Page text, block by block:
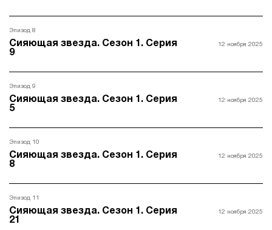
Эпизод 8
Сияющая звезда. Сезон 1. Серия
9
12 ноября 2025
Эпизод 9
Сияющая звезда. Сезон 1. Серия
5
12 ноября 2025
Эпизод 10
Сияющая звезда. Сезон 1. Серия
8
12 ноября 2025
Эпизод 11
Сияющая звезда. Сезон 1. Серия
21
12 ноября 2025